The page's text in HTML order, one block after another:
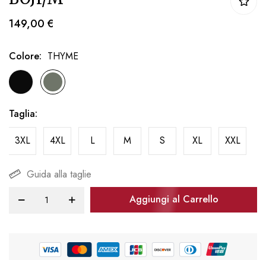
della
galleria
di
immagini
149,00 €
Colore THYME
Taglia
3XL
4XL L M S XL XXL
Guida alla taglie
Aggiungi al Carrello